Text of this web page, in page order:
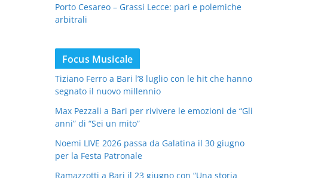
Porto Cesareo – Grassi Lecce: pari e polemiche
arbitrali
Focus Musicale
Tiziano Ferro a Bari l’8 luglio con le hit che hanno
segnato il nuovo millennio
Max Pezzali a Bari per rivivere le emozioni de “Gli
anni” di “Sei un mito”
Noemi LIVE 2026 passa da Galatina il 30 giugno
per la Festa Patronale
Ramazzotti a Bari il 23 giugno con “Una storia